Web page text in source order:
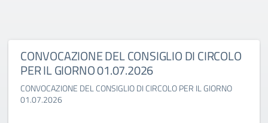
CONVOCAZIONE DEL CONSIGLIO DI CIRCOLO
PER IL GIORNO 01.07.2026
CONVOCAZIONE DEL CONSIGLIO DI CIRCOLO PER IL GIORNO
01.07.2026